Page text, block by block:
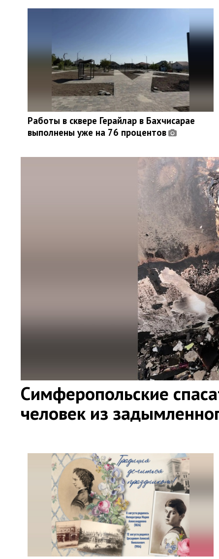
Работы в сквере Герайлар в Бахчисарае
выполнены уже на 76 процентов
Симферопольские
человек из